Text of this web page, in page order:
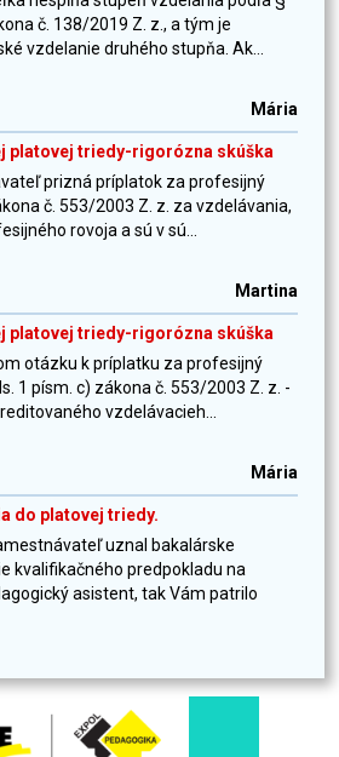
č. 138/2019 Z. z., a tým je
vzdelanie druhého stupňa. Ak...
Mária
platovej triedy-rigorózna skúška
prizná príplatok za profesijný
č. 553/2003 Z. z. za vzdelávania,
rovoja a sú v sú...
Martina
platovej triedy-rigorózna skúška
otázku k príplatku za profesijný
1 písm. c) zákona č. 553/2003 Z. z. -
vzdelávacieh...
Mária
do platovej triedy.
uznal bakalárske
kvalifikačného predpokladu na
asistent, tak Vám patrilo